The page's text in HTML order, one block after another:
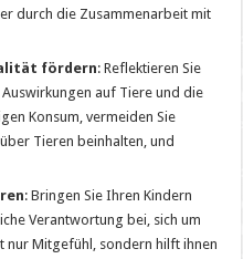
durch die Zusammenarbeit mit
fördern: Reflektieren Sie
auf Tiere und die
Konsum, vermeiden Sie
Tieren beinhalten, und
: Bringen Sie Ihren Kindern
Verantwortung bei, sich um
nur Mitgefühl, sondern hilft ihnen